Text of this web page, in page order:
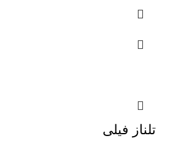
تلناز فیلی